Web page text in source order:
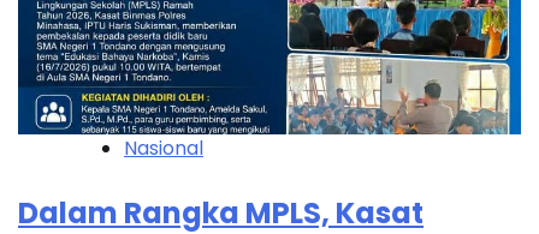
Nasional
Dalam Rangka MPLS, Kasat